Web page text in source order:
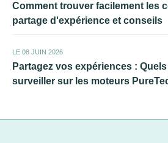
Comment trouver facilement les
partage d'expérience et conseils
LE 08 JUIN 2026
Partagez vos expériences :
surveiller sur les moteurs